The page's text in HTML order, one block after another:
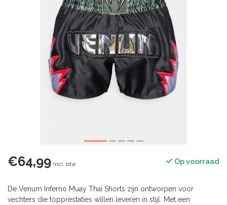
€64,99 Incl. btw Op voorraad
De Venum Inferno Muay Thai Shorts zijn ontworpen voor
vechters die topprestaties willen leveren in stijl. Met een